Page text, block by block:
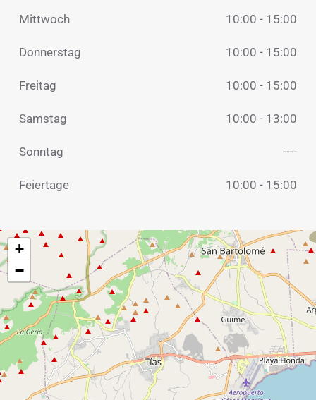
Mittwoch 10:00 - 15:00
Donnerstag 10:00 - 15:00
Freitag 10:00 - 15:00
Samstag 10:00 - 13:00
Sonntag ----
Feiertage 10:00 - 15:00
+
−